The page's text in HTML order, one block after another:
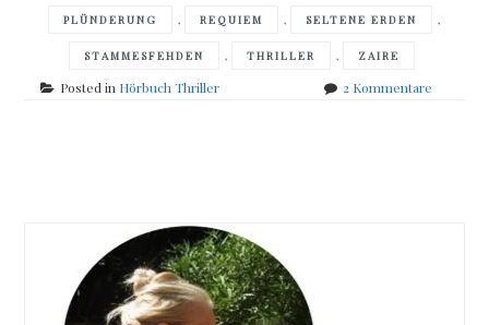
PLÜNDERUNG , REQUIEM , SELTENE ERDEN ,
STAMMESFEHDEN , THRILLER , ZAIRE
Posted in Hörbuch Thriller 2 Kommentarezu
navigation